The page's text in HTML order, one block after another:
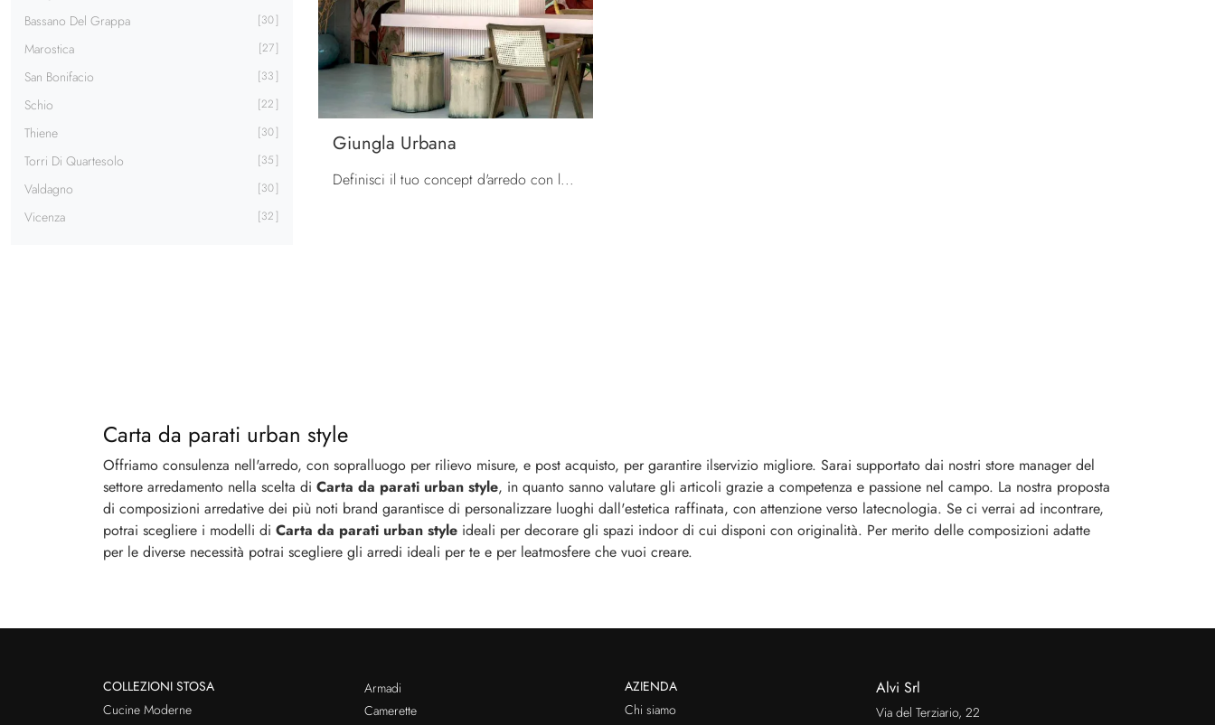
Bassano Del Grappa 30
Marostica 27
San Bonifacio 33
Schio 22
Thiene 30
Torri Di Quartesolo 35
Valdagno 30
Vicenza 32
Giungla Urbana
Definisci il tuo concept d'arredo con la Carta da parati vinilica: se desideri una soluzione urban style, Giungla Urbana fa al caso tuo.
Carta da parati urban style
Offriamo consulenza nell'arredo, con sopralluogo per rilievo misure, e post acquisto, per garantire ilservizio migliore. Sarai supportato dai nostri store manager del
settore arredamento nella scelta di Carta da parati urban style, in quanto sanno valutare gli articoli grazie a competenza e passione nel campo. La nostra proposta
di composizioni arredative dei più noti brand garantisce di personalizzare luoghi dall'estetica raffinata, con attenzione verso latecnologia. Se ci verrai ad incontrare,
potrai scegliere i modelli di Carta da parati urban style ideali per decorare gli spazi indoor di cui disponi con originalità. Per merito delle composizioni adatte
per le diverse necessità potrai scegliere gli arredi ideali per te e per leatmosfere che vuoi creare.
COLLEZIONI STOSA
Cucine Moderne
Armadi
Camerette
AZIENDA
Chi siamo
Alvi Srl
Via del Terziario, 22